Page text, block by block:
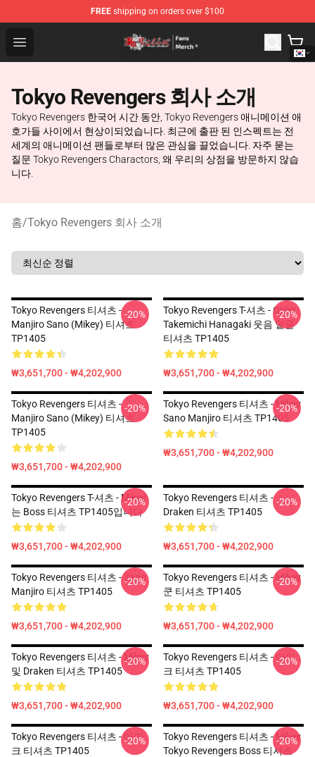
FREE shipping on orders over $100
Open menu
Tokyo Revengers Store - Official Tokyo Revengers
Tokyo Revengers 회사 소개
Tokyo Revengers 한국어 시간 동안, Tokyo Revengers 애니메이션 애
호가들 사이에서 현상이되었습니다. 최근에 출판 된 인스펙트는 전
세계의 애니메이션 팬들로부터 많은 관심을 끌었습니다. 자주 묻는
질문 Tokyo Revengers Charactors, 왜 우리의 상점을 방문하지 않습
니다.
홈/Tokyo Revengers 회사 소개
Tokyo Revengers 티셔츠 -
Manjiro Sano (Mikey) 티셔츠
TP1405
₩3,651,700 - ₩4,202,900
-20%
Tokyo Revengers T-셔츠 - Older
Takemichi Hanagaki 웃음 얼굴
티셔츠 TP1405
₩3,651,700 - ₩4,202,900
-20%
Tokyo Revengers 티셔츠 -
Manjiro Sano (Mikey) 티셔츠
TP1405
₩3,651,700 - ₩4,202,900
-20%
Tokyo Revengers 티셔츠 - Mikey
Sano Manjiro 티셔츠 TP1405
₩3,651,700 - ₩4,202,900
-20%
Tokyo Revengers T-셔츠 - Mikey
는 Boss 티셔츠 TP1405입니다
₩3,651,700 - ₩4,202,900
-20%
Tokyo Revengers 티셔츠 -
Draken 티셔츠 TP1405
₩3,651,700 - ₩4,202,900
-20%
Tokyo Revengers 티셔츠 - Sano
Manjiro 티셔츠 TP1405
₩3,651,700 - ₩4,202,900
-20%
Tokyo Revengers 티셔츠 - Mikey
쿤 티셔츠 TP1405
₩3,651,700 - ₩4,202,900
-20%
Tokyo Revengers 티셔츠 - Mikey
및 Draken 티셔츠 TP1405
₩3,651,700 - ₩4,202,900
-20%
Tokyo Revengers 티셔츠 - 마이
크 티셔츠 TP1405
₩3,651,700 - ₩4,202,900
-20%
Tokyo Revengers 티셔츠 - 마이
크 티셔츠 TP1405
-20%
Tokyo Revengers 티셔츠 - Mikey
Tokyo Revengers Boss 티셔츠
-20%